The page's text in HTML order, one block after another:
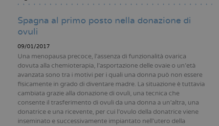
Spagna al primo posto nella donazione di
ovuli
09/01/2017
Una menopausa precoce, l’assenza di funzionalità ovarica
dovuta alla chemioterapia, l’asportazione delle ovaie o un’età
avanzata sono tra i motivi per i quali una donna può non essere
fisicamente in grado di diventare madre. La situazione è tuttavia
cambiata grazie alla donazione di ovuli, una tecnica che
consente il trasferimento di ovuli da una donna a un’altra, una
donatrice e una ricevente, per cui l’ovulo della donatrice viene
inseminato e successivamente impiantato nell’utero della